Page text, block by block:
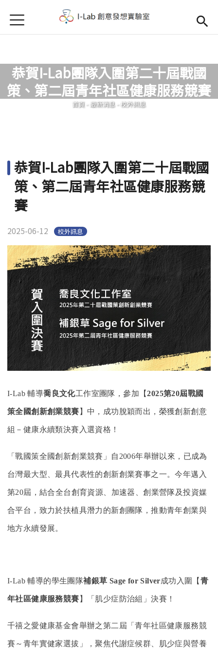
首頁
首頁
Open submenu (關於我們)
關於我們
Jump to Main content
恭賀I-Lab團隊入圍第二十屆戰國
策、第二屆青年社區健康服務競賽
您在這裡
首頁 - 最新消息 -校外訊息
恭賀I-Lab團隊入圍第二十屆戰國
策、第二屆青年社區健康服務競
賽
2025-06-12 校外訊息
I-Lab輔導喬良文化工作室團隊，參加【2025第20屆戰國
策全國創新創業競賽 】中，成功脫穎而出，榮獲創新創意
組－健康永續類決賽入選資格！
「戰國策全國創新創業競賽」自 2006年舉辦以來，已成為
台灣最大型、最具代表性的創新創業賽事之一。今年邁入
第20屆，結合全台創育資源、加速器、創業營隊及投資媒
合平台，致力於扶植具潛力的新創團隊，推動青年創業與
地方永續發展。
I-Lab輔導的學生團隊補銀草 Sage for Silver成功入圍【 青
年社區健康服務競賽 】「肌少症防治組」決賽！
千禧之愛健康基金會舉辦之第二屆「青年社區健康服務競
賽～青年實健家選拔」，聚焦代謝症候群、肌少症與營養